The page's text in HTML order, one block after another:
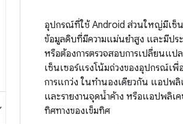
อุปกรณ์ที่ใช้ Android ส่วนใหญ่มีเซ็น
ข้อมูลดิบที่มีความแม่นยำสูง และมีปร
หรือต้องการตรวจสอบการเปลี่ยนแป
เซ็นเซอร์แรงโน้มถ่วงของอุปกรณ์เพื่
การแกว่ง ในทำนองเดียวกัน แอปพ
และรายงานจุดน้ำค้าง หรือแอปพลิเค
ทิศทางของเข็มทิศ